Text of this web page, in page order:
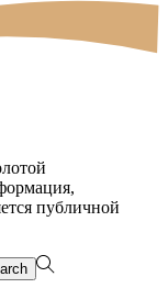
публичной